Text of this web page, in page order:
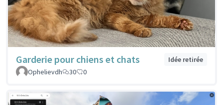
Garderie pour chiens et chats
Idée retirée
Ophelievdh
30 0